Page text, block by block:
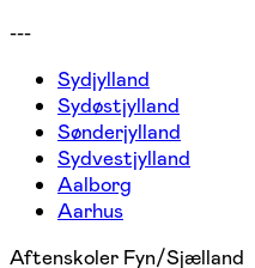
---
Sydjylland
Sydøstjylland
Sønderjylland
Sydvestjylland
Aalborg
Aarhus
Aftenskoler Fyn/Sjælland